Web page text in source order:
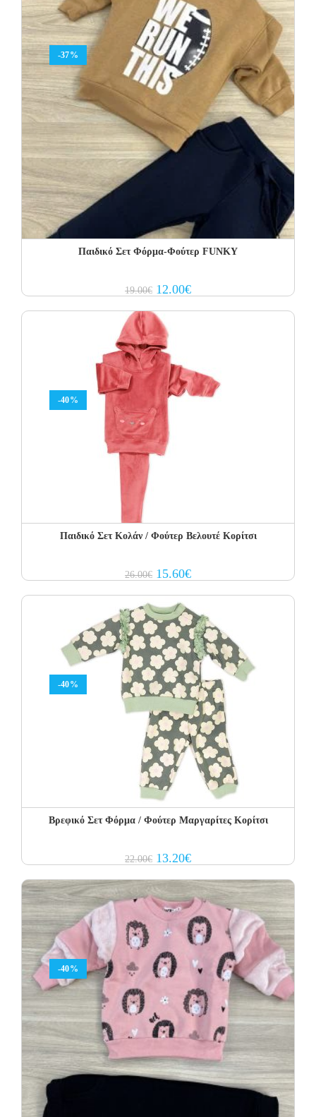
-37%
Παιδικό Σετ Φόρμα-Φούτερ FUNKY
19.00€ Original
price
19.00€.
12.00€Current
price
-40%
Παιδικό Σετ Κολάν / Φούτερ Βελουτέ Κορίτσι
26.00€ Original
price
26.00€.
15.60€Current
price
-40%
Βρεφικό Σετ Φόρμα / Φούτερ Μαργαρίτες Κορίτσι
22.00€ Original
price
22.00€.
13.20€Current
price
13.20€.
-40%